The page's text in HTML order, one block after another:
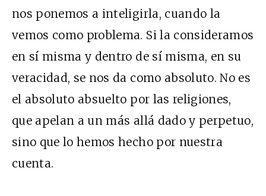
nos ponemos a inteligirla, cuando la
vemos como problema. Si la consideramos
en sí misma y dentro de sí misma, en su
veracidad, se nos da como absoluto. No es
el absoluto absuelto por las religiones,
que apelan a un más allá dado y perpetuo,
sino que lo hemos hecho por nuestra
cuenta.